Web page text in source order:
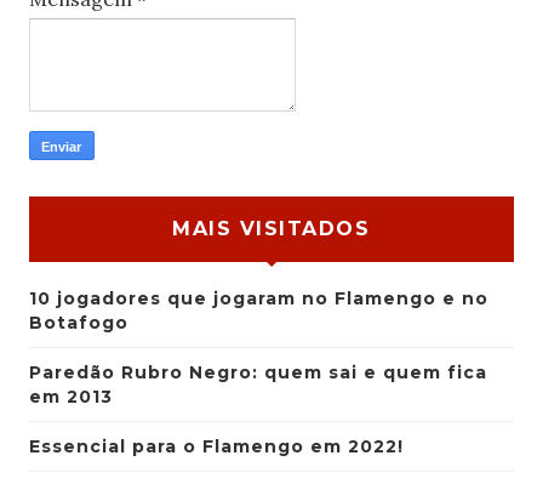
MAIS VISITADOS
10 jogadores que jogaram no Flamengo e no
Botafogo
Paredão Rubro Negro: quem sai e quem fica
em 2013
Essencial para o Flamengo em 2022!